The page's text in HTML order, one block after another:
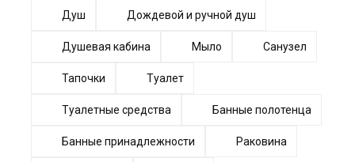
Душ Дождевой и ручной душ
Душевая кабина Мыло Санузел
Тапочки Туалет
Туалетные средства Банные полотенца
Банные принадлежности Раковина